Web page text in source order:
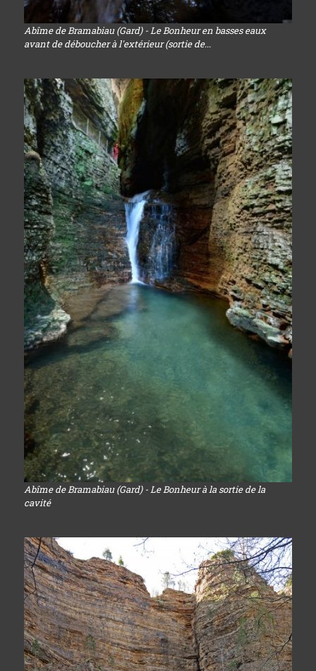
Abîme de Bramabiau (Gard) - Le Bonheur en basses eaux
avant de déboucher à l'extérieur (sortie de...
Abîme de Bramabiau (Gard) - Le Bonheur à la sortie de la
cavité